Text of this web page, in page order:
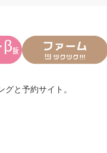
グと予約サイト。